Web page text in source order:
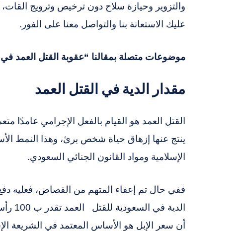
والتزوير وحيازة سلاح دون ترخيص وترويج
عليك الاستعانة بنا والتواصل معنا على الفور.
موضوعات متصلة بمقالنا “عقوبة القتل العمد
مقدار الدية في القتل العمد
القتل العمد هو القيام بالفعل الإجرامي عامدًا
ينتج عنها إزهاق حياة شخص برئ، وهذا النمط
الإسلامية ومواد القانون الجنائي السعودي.
ففي حال تم إعفاء المتهم من القصاص، فعليه
أن سعر الإبل هو الأساس المعتمد في الشريعة